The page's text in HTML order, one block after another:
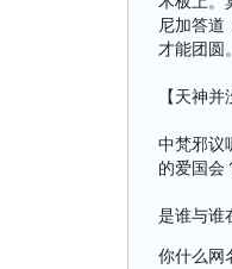
尼加答道
才能团圆
【天神
中梵邪议
的爱国会
是谁与谁
你什么网